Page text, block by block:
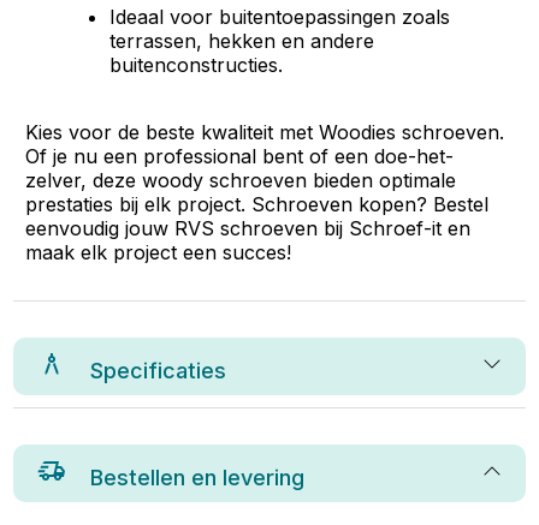
Ideaal voor buitentoepassingen zoals
terrassen, hekken en andere
buitenconstructies.
Kies voor de beste kwaliteit met Woodies schroeven.
Of je nu een professional bent of een doe-het-
zelver, deze woody schroeven bieden optimale
prestaties bij elk project. Schroeven kopen? Bestel
eenvoudig jouw RVS schroeven bij Schroef-it en
maak elk project een succes!
Specificaties
Bestellen en levering